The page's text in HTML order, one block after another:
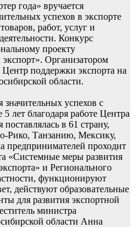
года» вручается
успехов в экспорте
работ, услуг и
Конкурс
проекту
Организатором
поддержки экспорта на
области.
успехов с
лет благодаря работе Центра
в 61 страну,
Рико, Танзанию, Мексику,
проходит
«Системные меры развития
и Регионального
функционируют
действуют образовательные
для развития экспортной
министра
области Анна